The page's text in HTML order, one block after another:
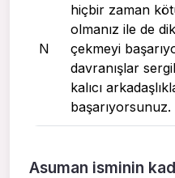
N
hiçbir zaman
olmanız ile de
çekmeyi
davranışlar
kalıcı
başarıyorsunuz.
Asuman isminin